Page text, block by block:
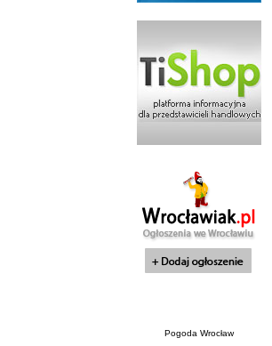
Pogoda Wrocław